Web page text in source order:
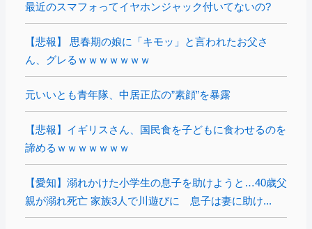
最近のスマフォってイヤホンジャック付いてないの?
【悲報】 思春期の娘に「キモッ」と言われたお父さ
ん、グレるｗｗｗｗｗｗｗ
元いいとも青年隊、中居正広の”素顔”を暴露
【悲報】イギリスさん、国民食を子どもに食わせるのを
諦めるｗｗｗｗｗｗｗ
【愛知】溺れかけた小学生の息子を助けようと…40歳父
親が溺れ死亡 家族3人で川遊びに 息子は妻に助け...